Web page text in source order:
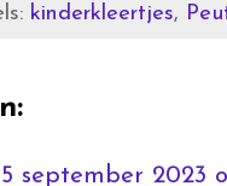
kinderkleertjes,
september 2023